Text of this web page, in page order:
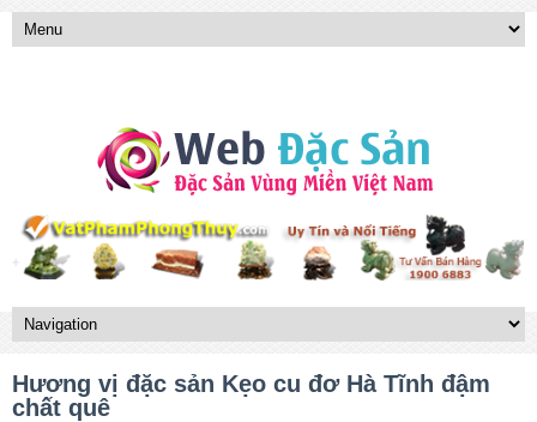
Hương vị đặc sản Kẹo cu đơ Hà Tĩnh đậm
chất quê